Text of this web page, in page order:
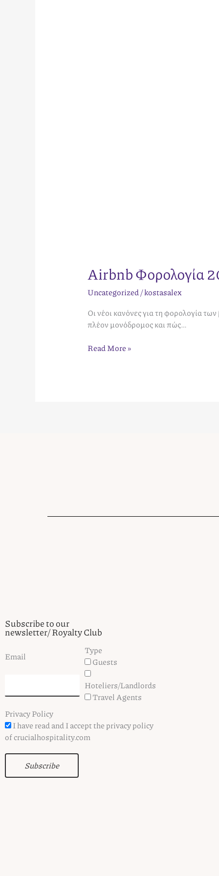
Airbnb Φορολογία
Uncategorized /kostasalex
Οι νέοι κανόνες για τη φορολογία
πλέον μονόδρομος και πώς…
Read More »
Subscribe to our
newsletter/ Royalty Club
Email
Type
Guests
Hoteliers/Landlords
Travel Agents
Privacy Policy
I have read and I accept the privacy policy
of crucialhospitality.com
Subscribe